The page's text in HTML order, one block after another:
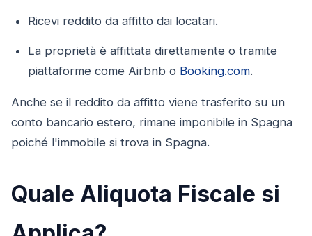
Ricevi reddito da affitto dai locatari.
La proprietà è affittata direttamente o tramite
piattaforme come Airbnb o Booking.com.
Anche se il reddito da affitto viene trasferito su un
conto bancario estero, rimane imponibile in Spagna
poiché l'immobile si trova in Spagna.
Quale Aliquota Fiscale si